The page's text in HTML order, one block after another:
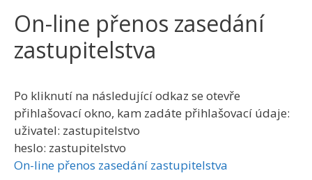
On-line přenos zasedání
zastupitelstva
Po kliknutí na následující odkaz se otevře
přihlašovací okno, kam zadáte přihlašovací údaje:
uživatel: zastupitelstvo
heslo: zastupitelstvo
On-line přenos zasedání zastupitelstva